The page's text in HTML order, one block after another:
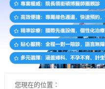
您現在的位置：